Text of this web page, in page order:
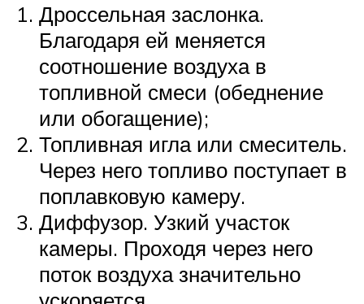
Дроссельная заслонка.
Благодаря ей меняется
соотношение воздуха в
топливной смеси (обеднение
или обогащение);
Топливная игла или смеситель.
Через него топливо поступает в
поплавковую камеру.
Диффузор. Узкий участок
камеры. Проходя через него
поток воздуха значительно